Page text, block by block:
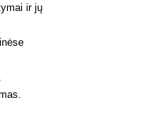
ir jų